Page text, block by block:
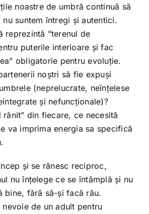
noastre de umbră continuă să
nu suntem întregi și autentici.
reprezintă ”terenul de
puterile interioare și fac
obligatorie pentru evoluție.
noștri să fie expuși
(neprelucrate, neînțelese
și nefuncționale)?
rănit” din fiecare, ce necesită
va imprima energia sa specifică
și se rănesc reciproc,
nu înțelege ce se întâmplă și nu
bine, fără să-și facă rău.
nevoie de un adult pentru